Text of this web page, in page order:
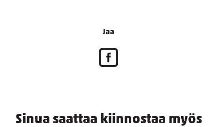
Jaa
Sinua saattaa kiinnostaa myös